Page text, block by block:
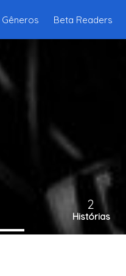
Gêneros Beta Readers
2
Histórias